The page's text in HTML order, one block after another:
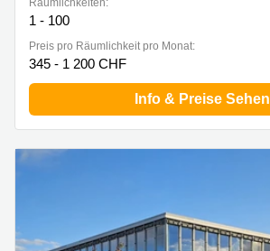
Räumlichkeiten:
1 - 100
Preis pro Räumlichkeit pro Monat:
345 - 1 200 CHF
Info & Preise Sehen